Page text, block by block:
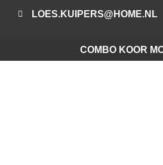
LOES.KUIPERS@HOME.NL
COMBO KOOR